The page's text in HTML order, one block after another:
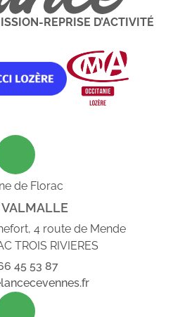
REPRISE D’ACTIVITÉ
de Florac
4 route de Mende
TROIS RIVIERES
45 53 87